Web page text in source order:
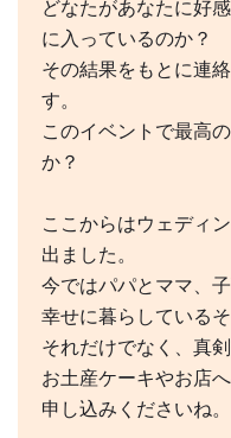
どなたがあなたに好
に入っているのか？
その結果をもとに連
す。
このイベントで最高
か？
ここからはウェディ
出ました。
今ではパパとママ、
幸せに暮らしているそ
それだけでなく、真
お土産ケーキやお店
申し込みくださいね。